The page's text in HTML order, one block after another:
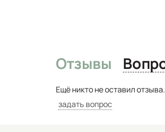
Отзывы
Ещё никто не оставил отзыва.
задать вопрос